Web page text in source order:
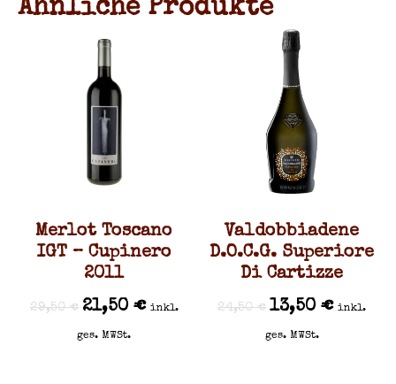
Ähnliche Produkte
Merlot Toscano
IGT – Cupinero
2011
29,50€ 21,50 € inkl.
ges. MWSt.
Valdobbiadene
D.O.C.G. Superiore
Di Cartizze
24,50€ 13,50€ inkl.
ges. MWSt.